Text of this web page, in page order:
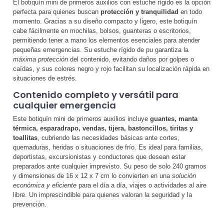
El botiquín mini de primeros auxilios con estuche rígido es la opción
perfecta para quienes buscan protección y tranquilidad en todo
momento. Gracias a su diseño compacto y ligero, este botiquín
cabe fácilmente en mochilas, bolsos, guanteras o escritorios,
permitiendo tener a mano los elementos esenciales para atender
pequeñas emergencias. Su estuche rígido de pu garantiza la
máxima protección del contenido, evitando daños por golpes o
caídas, y sus colores negro y rojo facilitan su localización rápida en
situaciones de estrés.
Contenido completo y versátil para
cualquier emergencia
Este botiquín mini de primeros auxilios incluye guantes, manta
térmica, esparadrapo, vendas, tijera, bastoncillos, tiritas y
toallitas , cubriendo las necesidades básicas ante cortes,
quemaduras, heridas o situaciones de frío. Es ideal para familias,
deportistas, excursionistas y conductores que desean estar
preparados ante cualquier imprevisto. Su peso de solo 240 gramos
y dimensiones de 16 x 12 x 7 cm lo convierten en una solución
económica y eficiente para el día a día, viajes o actividades al aire
libre. Un imprescindible para quienes valoran la seguridad y la
prevención.